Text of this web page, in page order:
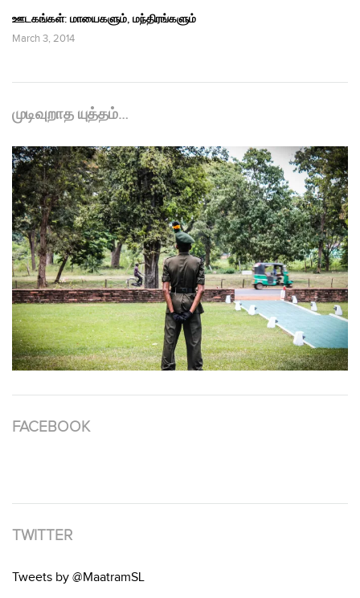
ஊடகங்கள்: மாயைகளும், மந்திரங்களும்
March 3, 2014
முடிவுறாத யுத்தம்…
FACEBOOK
TWITTER
Tweets by @MaatramSL